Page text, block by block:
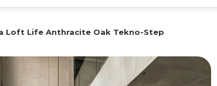
Wall Cladding
Pisos Laminados
Loft Life Anthracite Oak Tekno-Step